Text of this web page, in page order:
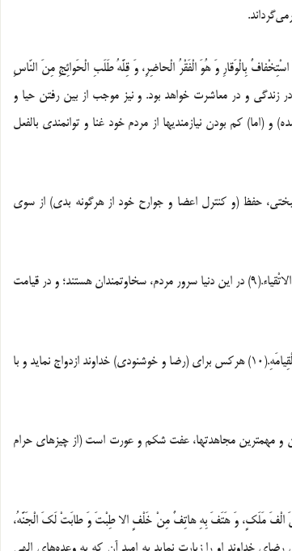
بِالْوَقارِ وَ هُوَ الْفَقْرُ ‏الْحاضِرِ، وَ قِلَّهُ طَلَبِ الْحَوائِجِ مِنَ النّاسِ
در زندگی و در معاشرت خواهد بود. و نیز موجب از بین رفتن حیا و
کم بودن نیازمندیها از مردم خود غنا و توانمندی بالفعل
الانْسانِ نَفْسَهُ.(8) تمام سعادت و خوشبختی، حفظ (و کنترل اعضا و جوارح خود از هرگونه بدی) از سوی
9 – قال علیه السلام: سادَهُ النّاسِ فی الدُّنْیا الاَسْخِیاء، وَ سادَهُ الناسِ فی الاخِرَهِ الاتْقیاء.(9) در این دنیا سرور مردم، سخاوتمندان هستند؛ و در قیامت
‏ ‏10 – قال علیه السلام: مَنْ زَوَّجَ لِلّهِ، وَ وَصَلَ الرَّحِمَ تَوَّجَهُ اللّهُ بِتاجِ الْمَلَکِ یَوْمَ الْقِیامَهِ.(10) هرکس برای (رضا و خوشنودی) خداوند ازدواج نماید و با
الْجِهادِ عِفَّهُ الْبَطْنِ وَ الْفَرْجِ.(11) با فضیلت‌ترین و مهمترین مجاهدتها، عفت شکم و عورت است (از چیزهای حرام
الْفَ مَلَکٍ، وَ هَتَفَ بِهِ ‏هاتِفٌ مِنْ خَلْفٍ الا طِبْتَ وَ طابَتْ لَکَ الْجَنَّهُ،